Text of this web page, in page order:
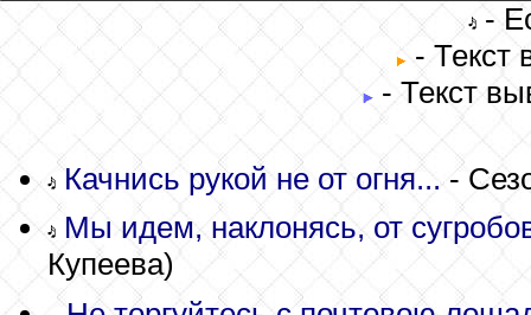
-
- Текст
- Текст
Качнись рукой не от огня...-
Мы идем, наклонясь, от
Купеева)